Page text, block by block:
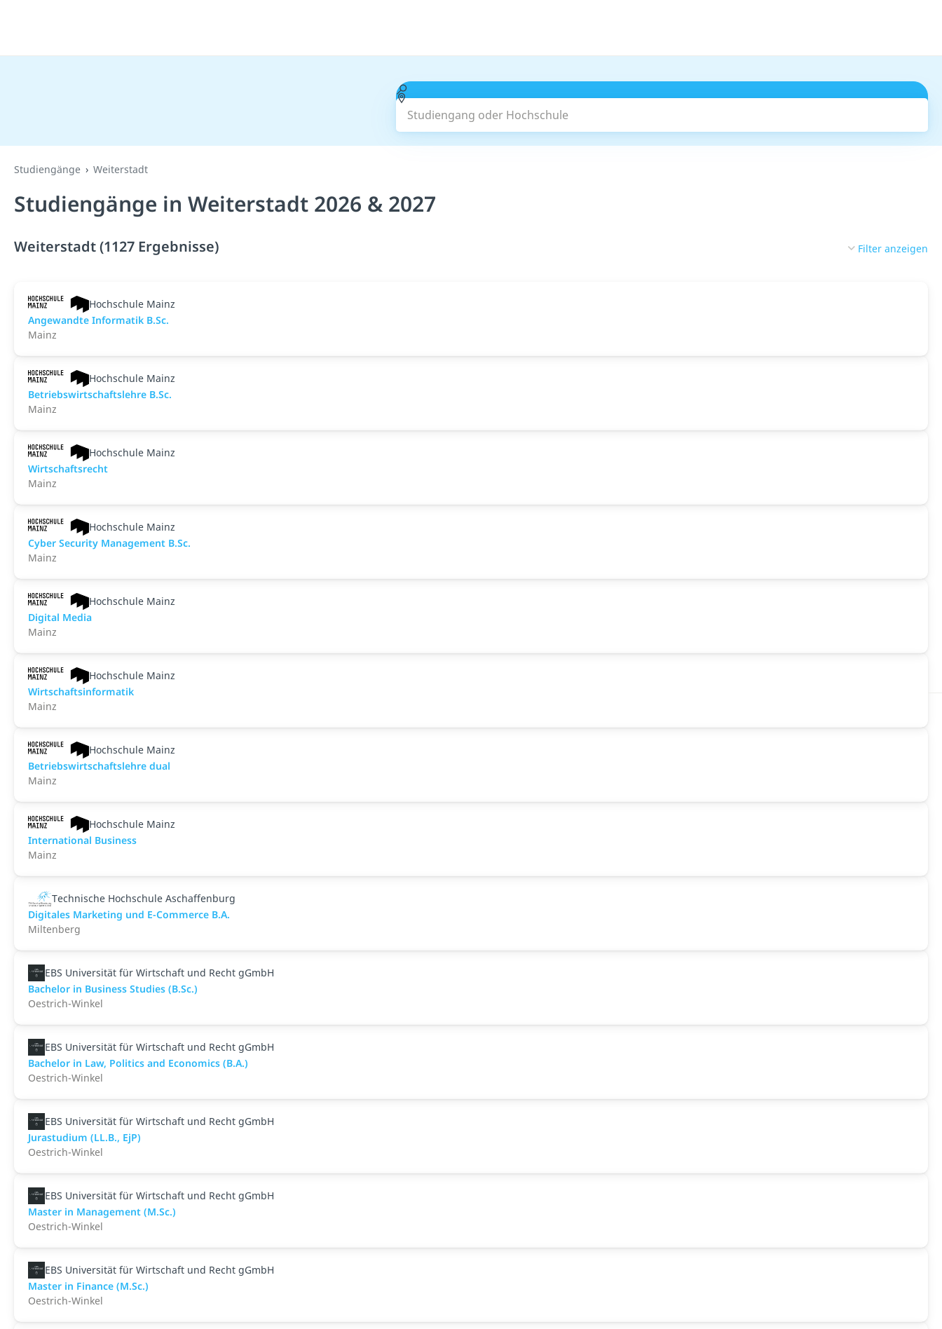
Studiengang oder Hochschule
Studiengänge Weiterstadt
Studiengänge in Weiterstadt 2026 & 2027
Weiterstadt (1127 Ergebnisse) Filter anzeigen
Hochschule Mainz
An­ge­wand­te Informatik B.Sc.
Mainz
Hochschule Mainz
Betriebswirtschaftslehre B.Sc.
Mainz
Hochschule Mainz
Wirtschaftsrecht
Mainz
Hochschule Mainz
Cyber Security Management B.Sc.
Mainz
Hochschule Mainz
Digital Media
Mainz
Hochschule Mainz
Wirtschaftsinformatik
Mainz
Hochschule Mainz
Betriebswirtschaftslehre dual
Mainz
Hochschule Mainz
International Business
Mainz
Technische Hochschule Aschaffenburg
Digitales Marketing und E-Commerce B.A.
Miltenberg
EBS Universität für Wirtschaft und Recht gGmbH
Bachelor in Business Studies (B.Sc.)
Oestrich-Winkel
EBS Universität für Wirtschaft und Recht gGmbH
Bachelor in Law, Politics and Economics (B.A.)
Oestrich-Winkel
EBS Universität für Wirtschaft und Recht gGmbH
Jurastudium (LL.B., EjP)
Oestrich-Winkel
EBS Universität für Wirtschaft und Recht gGmbH
Master in Management (M.Sc.)
Oestrich-Winkel
EBS Universität für Wirtschaft und Recht gGmbH
Master in Finance (M.Sc.)
Oestrich-Winkel